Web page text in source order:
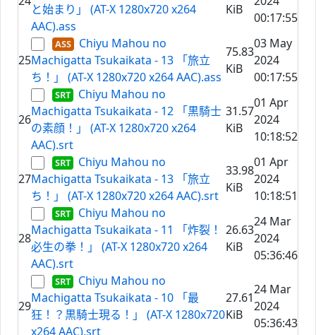
と始まり」 (AT-X 1280x720 x264
AAC).ass
KiB
00:17:55
25
Chiyu Mahou no
Machigatta Tsukaikata - 13 「旅立
ち！」 (AT-X 1280x720 x264 AAC).ass
75.83
KiB
03 May
2024
00:17:55
26
Chiyu Mahou no
Machigatta Tsukaikata - 12 「黒騎士
の素顔！」 (AT-X 1280x720 x264
AAC).srt
31.57
KiB
01 Apr
2024
10:18:52
27
Chiyu Mahou no
Machigatta Tsukaikata - 13 「旅立
ち！」 (AT-X 1280x720 x264 AAC).srt
33.98
KiB
01 Apr
2024
10:18:51
28
Chiyu Mahou no
Machigatta Tsukaikata - 11 「炸裂！
必生の拳！」 (AT-X 1280x720 x264
AAC).srt
26.63
KiB
24 Mar
2024
05:36:46
29
Chiyu Mahou no
Machigatta Tsukaikata - 10 「最
狂！？黒騎士現る！」 (AT-X 1280x720
x264 AAC).srt
27.61
KiB
24 Mar
2024
05:36:43